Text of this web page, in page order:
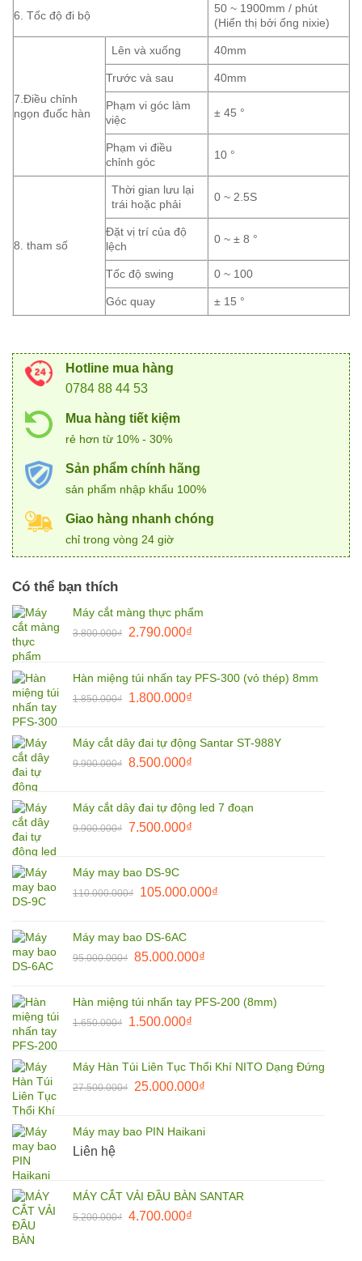
6. Tốc độ đi bộ
50 ~ 1900mm / phút
(Hiển thị bởi ống nixie)
7.Điều chỉnh
ngọn đuốc hàn
Lên và xuống 40mm
Trước và sau 40mm
Phạm vi góc làm
việc
± 45 °
Phạm vi điều
chỉnh góc
10 °
8. tham số
Thời gian lưu lại
trái hoặc phải
0 ~ 2.5S
Đặt vị trí của độ
lệch
0 ~ ± 8 °
Tốc độ swing 0 ~ 100
Góc quay ± 15 °
Hotline mua hàng
0784 88 44 53
Mua hàng tiết kiệm
rẻ hơn từ 10% - 30%
Sản phẩm chính hãng
sản phẩm nhập khẩu 100%
Giao hàng nhanh chóng
chỉ trong vòng 24 giờ
Có thể bạn thích
Máy cắt màng thực phẩm
3.800.000₫
Giá
3.800.000₫.
2.790.000₫Giá
là:
2.790.000₫.
Hàn miệng túi nhấn tay PFS-300 (vỏ thép) 8mm
1.850.000₫
Giá
1.850.000₫.
1.800.000₫Giá
là:
1.800.000₫.
Máy cắt dây đai tự động Santar ST-988Y
9.900.000₫ Giá
9.900.000₫.
8.500.000₫Giá
là:
8.500.000₫.
Máy cắt dây đai tự động led 7 đoạn
9.900.000₫ Giá
9.900.000₫.
7.500.000₫Giá
7.500.000₫.
Máy may bao DS-9C
110.000.000₫
Giá
110.000.000₫.
105.000.000₫Giá
Máy may bao DS-6AC
95.000.000₫ Giá
95.000.000₫.
85.000.000₫Giá
là:
Hàn miệng túi nhấn tay PFS-200 (8mm)
1.650.000₫
Giá
1.650.000₫.
1.500.000₫Giá
là:
1.500.000₫.
Máy Hàn Túi Liên Tục Thổi Khí NITO Dạng Đứng
27.500.000₫
Giá
27.500.000₫.
25.000.000₫Giá
là:
Máy may bao PIN Haikani
Liên hệ
MÁY CẮT VẢI ĐẦU BÀN SANTAR
5.200.000₫ Giá
4.700.000₫Giá